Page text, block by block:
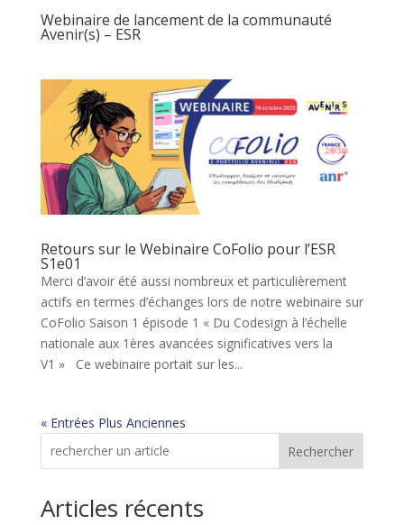
Webinaire de lancement de la communauté
Avenir(s) – ESR
Retours sur le Webinaire CoFolio pour l’ESR
S1e01
Merci d’avoir été aussi nombreux et particulièrement
actifs en termes d’échanges lors de notre webinaire sur
CoFolio Saison 1 épisode 1 « Du Codesign à l’échelle
nationale aux 1ères avancées significatives vers la
V1 » Ce webinaire portait sur les...
« Entrées Plus Anciennes
Rechercher
Articles récents